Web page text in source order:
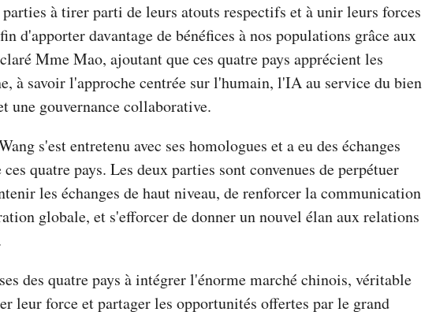
à tirer parti de leurs atouts respectifs et à unir leurs forces
d'apporter davantage de bénéfices à nos populations grâce aux
Mme Mao, ajoutant que ces quatre pays apprécient les
à savoir l'approche centrée sur l'humain, l'IA au service du bien
gouvernance collaborative.
s'est entretenu avec ses homologues et a eu des échanges
quatre pays. Les deux parties sont convenues de perpétuer
les échanges de haut niveau, de renforcer la communication
globale, et s'efforcer de donner un nouvel élan aux relations
des quatre pays à intégrer l'énorme marché chinois, véritable
leur force et partager les opportunités offertes par le grand